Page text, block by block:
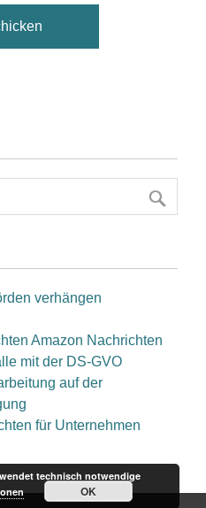
verhängen
Amazon Nachrichten
mit der DS-GVO
auf der
für Unternehmen
technisch notwendige
OK